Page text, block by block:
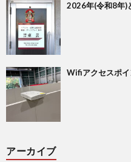
2026年(令和8年)
Wifiアクセスポ
アーカイブ